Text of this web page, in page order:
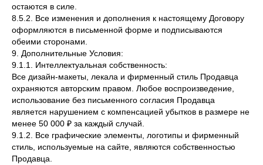
остаются в силе.
8.5.2. Все изменения и дополнения к настоящему Договору
оформляются в письменной форме и подписываются
обеими сторонами.
9. Дополнительные Условия:
9.1.1. Интеллектуальная собственность:
Все дизайн-макеты, лекала и фирменный стиль Продавца
охраняются авторским правом. Любое воспроизведение,
использование без письменного согласия Продавца
является нарушением с компенсацией убытков в размере не
менее 50 000 ₽ за каждый случай.
9.1.2. Все графические элементы, логотипы и фирменный
стиль, используемые на сайте, являются собственностью
Продавца.